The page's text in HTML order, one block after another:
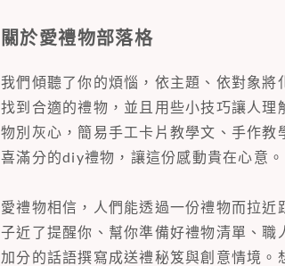
關於愛禮物部落格
我們傾聽了你的煩惱，依主題、依對象
找到合適的禮物，並且用些小技巧讓人
物別灰心，簡易手工卡片教學文、手作
喜滿分的diy禮物，讓這份感動貴在心意。
愛禮物相信，人們能透過一份禮物而拉
子近了提醒你、幫你準備好禮物清單、
加分的話語撰寫成送禮秘笈與創意情境